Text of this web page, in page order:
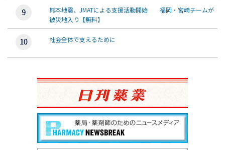
熊本地震、JMATによる支援活動開始 福岡・宮崎チームが
被災地入り【無料】
社会全体で支えるために